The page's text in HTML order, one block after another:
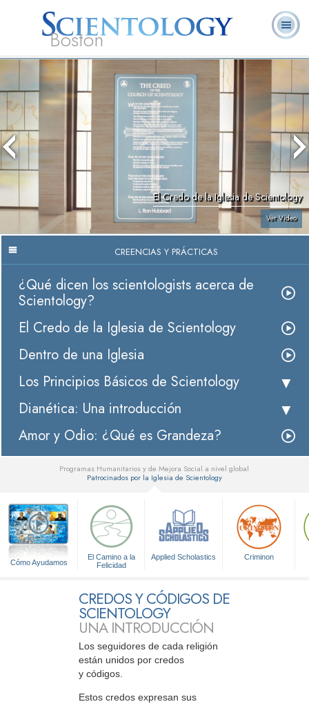
Boston
L. Ronald
Scientology?
Voluntarios
Preguntas
Frecuentes
El Credo de la Iglesia de Scientology
Ver Video
CREENCIAS Y PRÁCTICAS
¿Qué dicen los scientologists acerca de
Scientology?
El Credo de la Iglesia de Scientology
Dentro de una Iglesia
Los Principios Básicos de Scientology
Dianética: Una introducción
Amor y Odio: ¿Qué es Grandeza?
Programas Humanitarios y de Mejora Social a nivel global
Patrocinados por la Iglesia de Scientology
Cómo Ayudamos
El Camino a la
Felicidad
Applied Scholastics Criminon
CREDOS Y CÓDIGOS DE
SCIENTOLOGY
UNA INTRODUCCIÓN
Los seguidores de cada religión
están unidos por credos
y códigos.
Estos credos expresan sus